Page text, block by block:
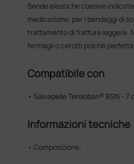
Bende elastiche coesive
medicazione, per i bendaggi di
trattamento di fratture leggere.
fermagli o cerotti poiché
Compatibile con
• Salvapelle Tensoban® BSN - 7
Informazioni tecniche
• Composizione: